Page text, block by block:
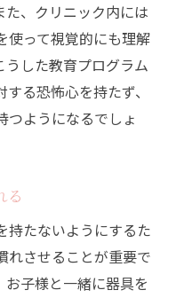
た、クリニック内には
使って視覚的にも理解
うした教育プログラム
る恐怖心を持たず、
つようになるでしょ
る
持たないようにするた
れさせることが重要で
子様と一緒に器具を